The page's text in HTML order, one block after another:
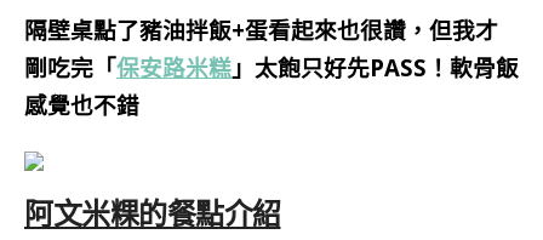
隔壁桌點了豬油拌飯+蛋看起來也很讚，但我才
剛吃完「保安路米糕 」太飽只好先PASS！軟骨飯
感覺也不錯
阿文米粿的餐點介紹